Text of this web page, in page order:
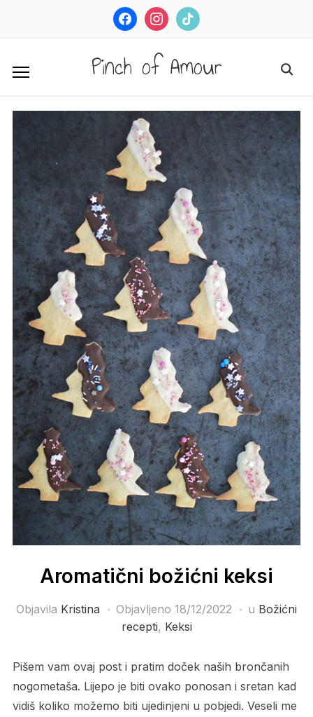
facebookinstagramtiktok
Pinch of Amour
Aromatični božićni keksi
Objavila Kristina Objavljeno 18/12/2022 u Božićni
recepti, Keksi
Pišem vam ovaj post i pratim doček naših brončanih
nogometaša. Lijepo je biti ovako ponosan i sretan kad
vidiš koliko možemo biti ujedinjeni u pobjedi. Veseli me